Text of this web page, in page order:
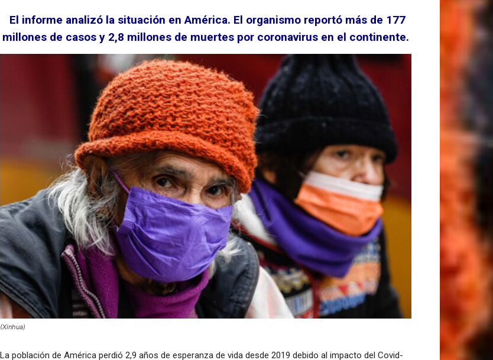
El informe analizó la situación en América. El organismo reportó más de 177
millones de casos y 2,8 millones de muertes por coronavirus en el continente.
(Xinhua)
La población de América perdió 2,9 años de esperanza de vida desde 2019 debido al impacto del Covid-